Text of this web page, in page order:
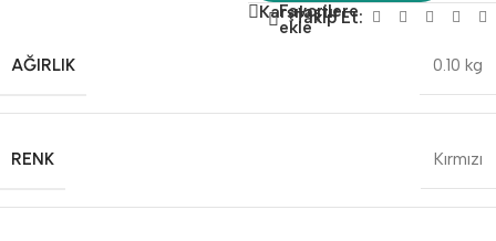
Karşılaştır
Favorilere
ekleTakip Et:
AĞIRLIK 0.10 kg
RENK Kırmızı